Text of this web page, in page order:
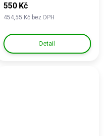
454,55 Kč bez DPH
550 Kč
Detail